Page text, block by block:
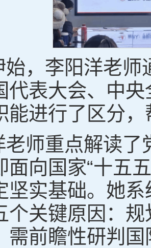
始，李阳洋老师
代表大会、中
能进行了区分
老师重点解读了
面向国家“十五
坚实基础。她系
个关键原因：
需前瞻性研判